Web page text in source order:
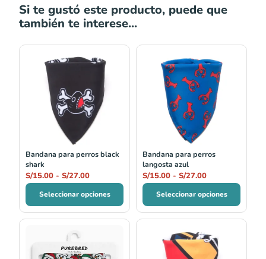
Si te gustó este producto, puede que
también te interese...
Bandana para perros black
shark
S/15.00 - S/27.00
de
precios:
desde
S/15.00
hasta
Seleccionar opciones
Bandana para perros
langosta azul
S/15.00 - S/27.00
de
precios:
desde
S/15.00
hasta
Seleccionar opciones
precio
originalactual
de
precios: